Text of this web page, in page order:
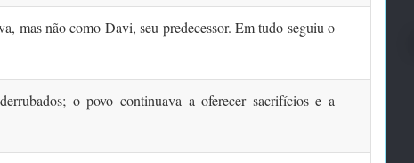
mas não como Davi, seu predecessor. Em tudo seguiu o
o povo continuava a oferecer sacrifícios e a